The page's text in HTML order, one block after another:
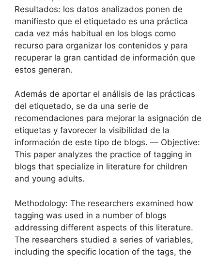
Resultados: los datos analizados ponen de
manifiesto que el etiquetado es una práctica
cada vez más habitual en los blogs como
recurso para organizar los contenidos y para
recuperar la gran cantidad de información que
estos generan.
Además de aportar el análisis de las prácticas
del etiquetado, se da una serie de
recomendaciones para mejorar la asignación de
etiquetas y favorecer la visibilidad de la
información de este tipo de blogs. — Objective:
This paper analyzes the practice of tagging in
blogs that specialize in literature for children
and young adults.
Methodology: The researchers examined how
tagging was used in a number of blogs
addressing different aspects of this literature.
The researchers studied a series of variables,
including the specific location of the tags, the